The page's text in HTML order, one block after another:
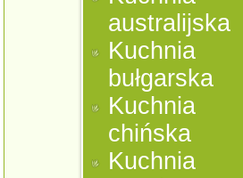
australijska
Kuchnia
bułgarska
Kuchnia
chińska
Kuchnia